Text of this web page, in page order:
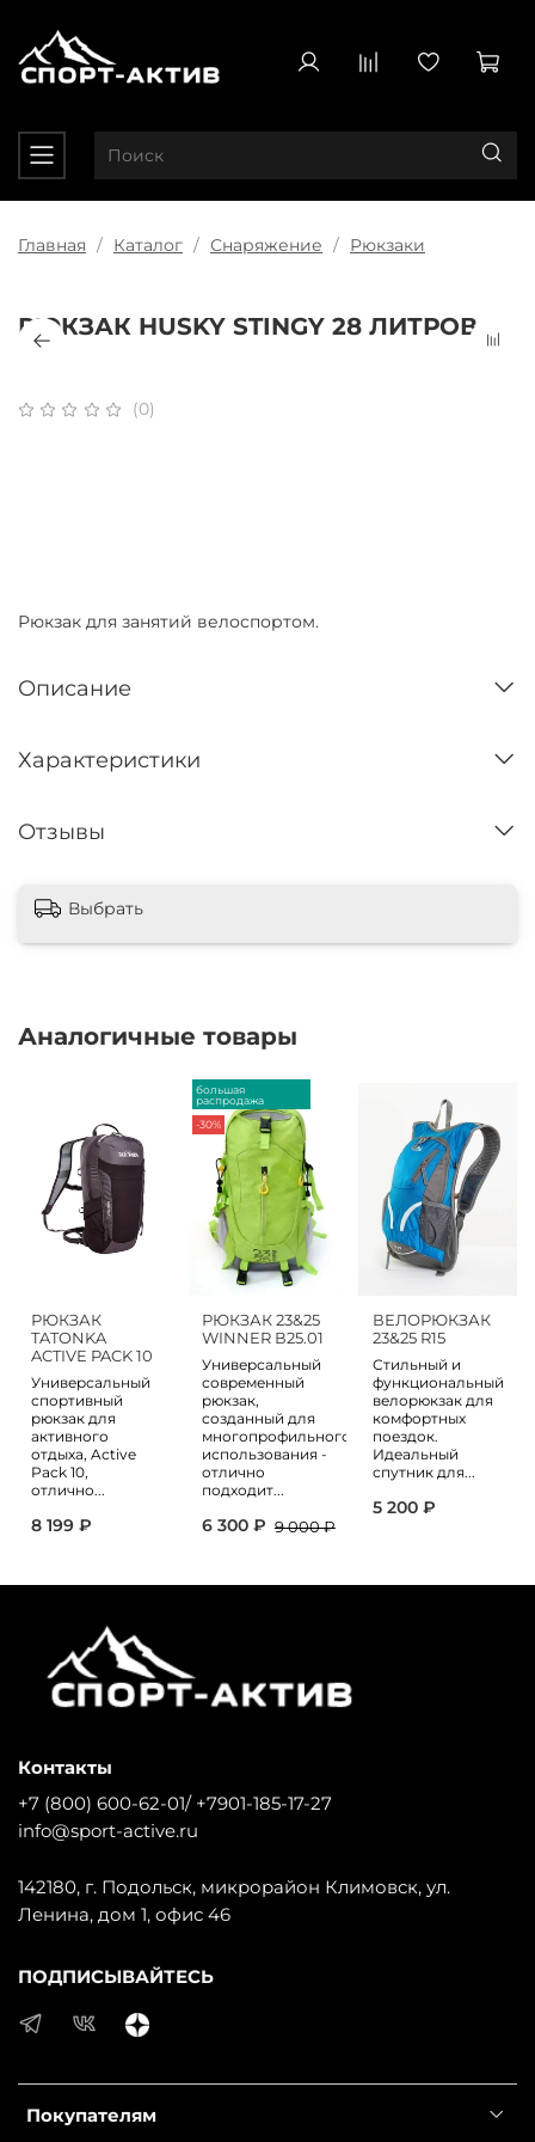
Главная Каталог Снаряжение Рюкзаки
(0)
РЮКЗАК HUSKY STINGY 28 ЛИТРОВ
Рюкзак для занятий велоспортом.
Описание
Характеристики
Отзывы
Выбрать
Аналогичные товары
РЮКЗАК
TATONKA
ACTIVE PACK 10
Универсальный
спортивный
рюкзак для
активного
отдыха, Active
Pack 10,
отлично...
8 199 ₽
большая
распродажа
-30%
РЮКЗАК 23&25
WINNER В25.01
Универсальный
современный
рюкзак,
созданный для
многопрофильного
использования -
отлично
подходит...
6 300 ₽ 9 000 ₽
ВЕЛОРЮКЗАК
23&25 R15
Стильный и
функциональный
велорюкзак для
комфортных
поездок.
Идеальный
спутник для...
5 200 ₽
Покупателям
Контакты
+7 (800) 600-62-01/ +7901-185-17-27
info@sport-active.ru
142180, г. Подольск, микрорайон Климовск, ул.
Ленина, дом 1, офис 46
ПОДПИСЫВАЙТЕСЬ